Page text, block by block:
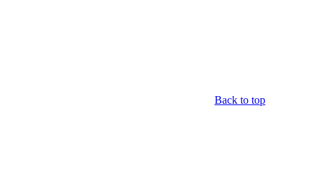
Back to top